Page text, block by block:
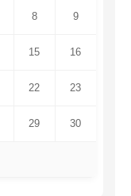
8 9
15 16
22 23
29 30